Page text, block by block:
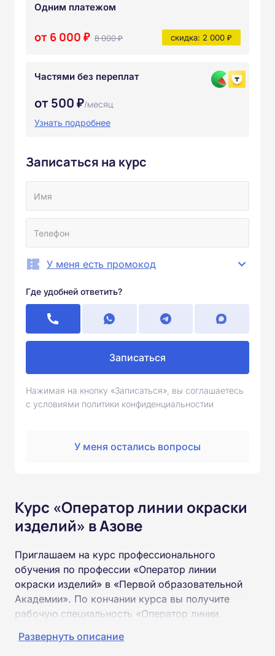
Одним платежом
от 6 000 ₽ 8 000 ₽ скидка: 2 000 ₽
Частями без переплат
от 500 ₽/месяц
Узнать подробнее
Записаться на курс
У меня есть промокод
Где удобней ответить?
Записаться
Нажимая на кнопку «Записаться», вы соглашаетесь
с условиями политики конфиденциальностии
У меня остались вопросы
Курс «Оператор линии окраски
изделий» в Азове
Приглашаем на курс профессионального
обучения по профессии «Оператор линии
окраски изделий» в «Первой образовательной
Академии». По кончании курса вы получите
рабочую специальность «Оператор линии
Развернуть описание